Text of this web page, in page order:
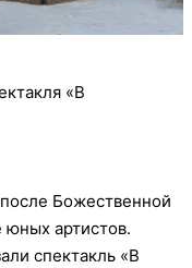
«В
после Божественной
юных артистов.
спектакль «В